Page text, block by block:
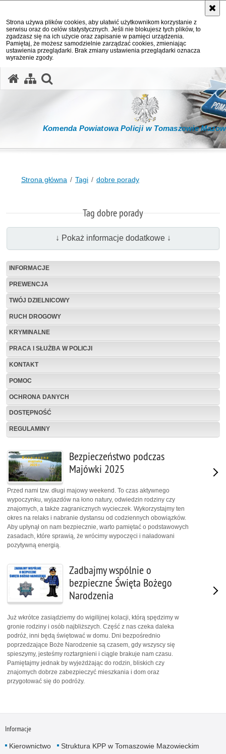
Strona używa plików cookies, aby ułatwić użytkownikom korzystanie z
serwisu oraz do celów statystycznych. Jeśli nie blokujesz tych plików, to
zgadzasz się na ich użycie oraz zapisanie w pamięci urządzenia.
Pamiętaj, że możesz samodzielnie zarządzać cookies, zmieniając
ustawienia przeglądarki. Brak zmiany ustawienia przeglądarki oznacza
wyrażenie zgody.
Komenda Powiatowa Policji w Tomaszowie
Strona główna Tagi dobre porady
Tag dobre porady
↓ Pokaż informacje dodatkowe ↓
INFORMACJE
PREWENCJA
TWÓJ DZIELNICOWY
RUCH DROGOWY
KRYMINALNE
PRACA I SŁUŻBA W POLICJI
KONTAKT
POMOC
OCHRONA DANYCH
DOSTĘPNOŚĆ
REGULAMINY
Bezpieczeństwo podczas
Majówki 2025
Przed nami tzw. długi majowy weekend. To czas aktywnego
wypoczynku, wyjazdów na łono natury, odwiedzin rodziny czy
znajomych, a także zagranicznych wycieczek. Wykorzystajmy ten
okres na relaks i nabranie dystansu od codziennych obowiązków.
Aby upłynął on nam bezpiecznie, warto pamiętać o podstawowych
zasadach, które sprawią, że wrócimy wypoczęci i naładowani
pozytywną energią.
Zadbajmy wspólnie o
bezpieczne Święta Bożego
Narodzenia
Już wkrótce zasiądziemy do wigilijnej kolacji, którą spędzimy w
gronie rodziny i osób najbliższych. Część z nas czeka daleka
podróż, inni będą świętować w domu. Dni bezpośrednio
poprzedzające Boże Narodzenie są czasem, gdy wszyscy się
spieszymy, jesteśmy roztargnieni i ciągle brakuje nam czasu.
Pamiętajmy jednak by wyjeżdżając do rodzin, bliskich czy
znajomych dobrze zabezpieczyć mieszkania i dom oraz
przygotować się do podróży.
Informacje
Kierownictwo
Struktura KPP w Tomaszowie Mazowieckim